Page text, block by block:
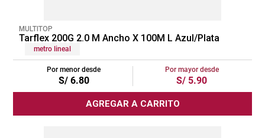
MULTITOP
Tarflex 200G 2.0 M Ancho X 100M L Azul/Plata
metro lineal
Por menor desde
S/ 6.80
Por mayor desde
S/ 5.90
AGREGAR A CARRITO